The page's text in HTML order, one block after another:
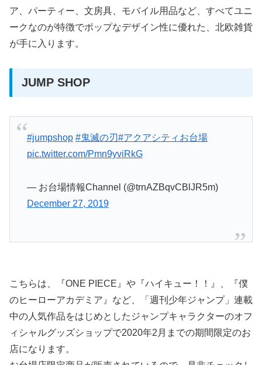
ア、パーティー、文房具、モバイル用品など、すべてユニ
ークなのが特徴でポップな​デザイン性に優れた、北欧雑貨
が手に入ります。
JUMP SHOP
#jumpshop #鬼滅の刃#アクアシティお台場
pic.twitter.com/Pmn9yviRkG
— お台場情報Channel (@trnAZBqvCBlJR5m)
December 27, 2019
こちらは、『ONE PIECE』や『ハイキュー！！』、『僕
のヒーローアカデミア』など、「週刊少年ジャンプ」連載
中の人気作品をはじめとしたジャンプキャラクターのオフ
ィシャルグッズショップで2020年2月までの期間限定のお
店になります。